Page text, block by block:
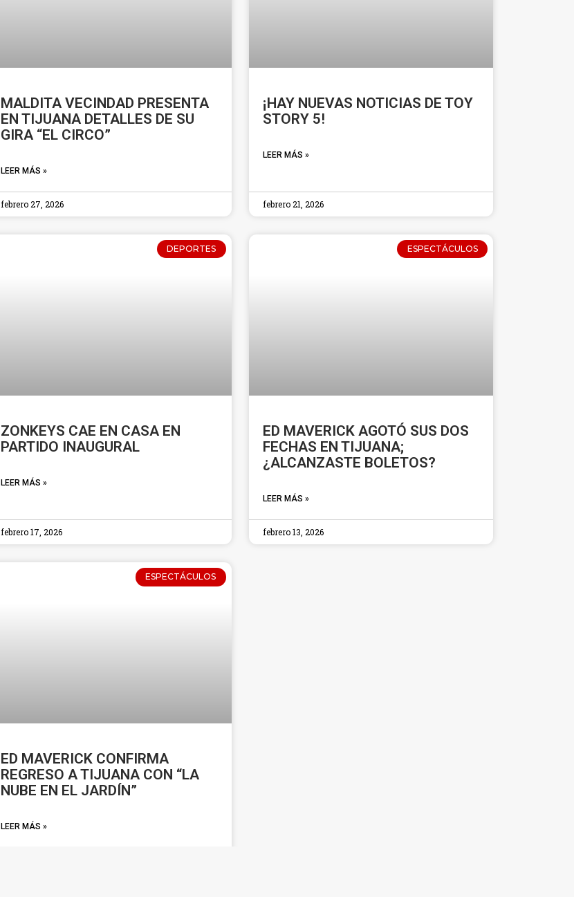
MALDITA VECINDAD PRESENTA
EN TIJUANA DETALLES DE SU
GIRA “EL CIRCO”
LEER MÁS »
febrero 27, 2026
¡HAY NUEVAS NOTICIAS DE TOY
STORY 5!
LEER MÁS »
febrero 21, 2026
DEPORTES
ZONKEYS CAE EN CASA EN
PARTIDO INAUGURAL
LEER MÁS »
febrero 17, 2026
ESPECTÁCULOS
ED MAVERICK AGOTÓ SUS DOS
FECHAS EN TIJUANA;
¿ALCANZASTE BOLETOS?
LEER MÁS »
febrero 13, 2026
ESPECTÁCULOS
ED MAVERICK CONFIRMA
REGRESO A TIJUANA CON “LA
NUBE EN EL JARDÍN”
LEER MÁS »